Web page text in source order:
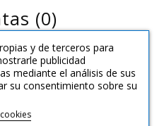
(0)
por ahora.
pregunta
y de terceros para
publicidad
mediante el análisis de sus
su consentimiento sobre su